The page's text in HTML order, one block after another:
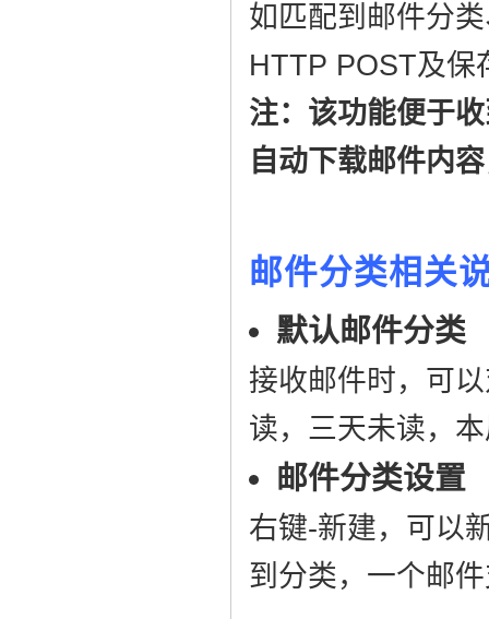
如匹配到邮件分
HTTP POST及保
注：该功能便于
自动下载邮件内
邮件分类相关
默认邮件分类
接收邮件时，可
读，三天未读，
邮件分类设置
右键-新建，可以
到分类，一个邮